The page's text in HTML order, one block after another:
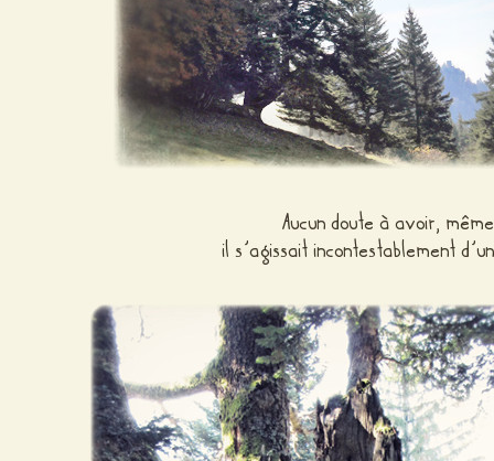
Aucun doute à avoir,
il s’agissait incontestablement